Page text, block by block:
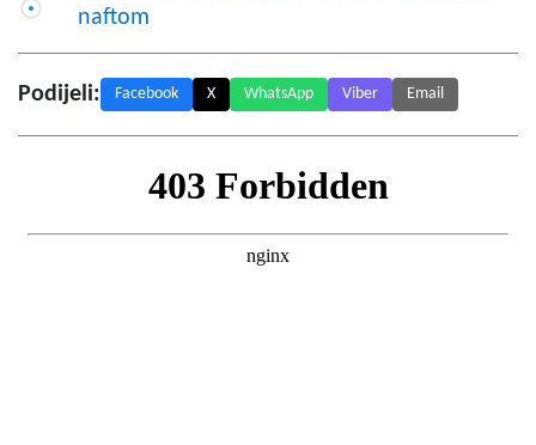
naftom
Podijeli: Facebook X WhatsApp Viber Email